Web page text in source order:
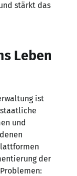
stärkt das
Leben
ist
und
der